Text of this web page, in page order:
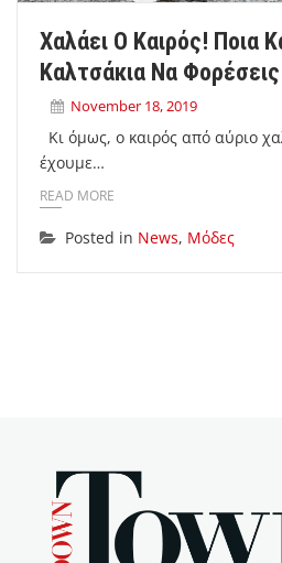
Χαλάει Ο Καιρός! Ποια
Καλτσάκια Να Φορέσεις
November 18, 2019
Κι όμως, ο καιρός από αύριο
έχουμε…
READ MORE
Posted in News, Μόδες